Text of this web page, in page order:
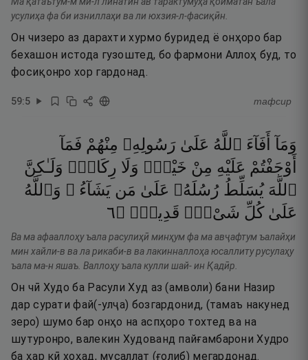
усулиҳа фа би изниллаҳи ва ли юхзия-л-фасиқӣн.
Он чизеро аз дарахти хурмо буридед ё онҳоро бар
бехашон истода гузоштед, бо фармони Аллоҳ буд, то
фосиқонро хор гардонад.
59:5 тафсир
وَمَآ أَفَآءَ ٱللَّهُ عَلَىٰ رَسُولِهِۦ مِنْهُمْ فَمَآ
أَوْجَفْتُمْ عَلَيْهِ مِنْ خَيْلٍۢ وَلَا رِكَابٍۢ وَلَـٰكِنَّ
ٱللَّهَ يُسَلِّطُ رُسُلَهُۥ عَلَىٰ مَن يَشَآءُ ۚ وَٱللَّهُ
عَلَىٰ كُلِّ شَىْءٍۢ قَدِيرٌۭ ۝٦
Ва ма афааллоҳу ъала расулиҳӣ минҳум фа ма авҷафтум ъалайҳи
мин хайли-в ва ла рикаби-в ва лакинналлоҳа юсаллиту русулаҳу
ъала ма-н яшаъ. Валлоҳу ъала кулли шай- ин Қадӣр.
Он чӣ Худо ба Расули Худ аз (амволи) бани Назир
дар сурати фай(-улҷа) бозгардонид, (тамаъ накунед
зеро) шумо бар онҳо на аспҳоро тохтед ва на
шутуронро, валекин Худованд пайғамбарони Худро
ба ҳар кӣ хоҳад, мусаллат (ғолиб) мегардонад.